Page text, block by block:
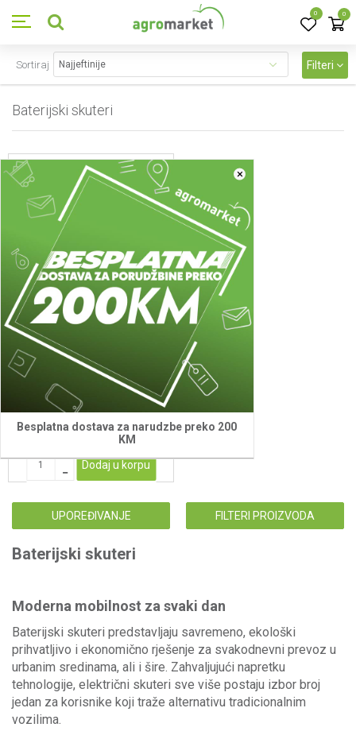
0 0
×
Besplatna dostava za narudzbe preko 200
KM
Baterijski skuteri
Sortiraj Filteri
Baterijski skuteri
Baterijski skuter Villager
Swift 2K 72V 20Ah
2.169,00
Dodaj u korpu
UPOREĐIVANJE FILTERI PROIZVODA
Baterijski skuteri
Moderna mobilnost za svaki dan
Baterijski skuteri predstavljaju savremeno, ekološki
prihvatljivo i ekonomično rješenje za svakodnevni prevoz u
urbanim sredinama, ali i šire. Zahvaljujući napretku
tehnologije, električni skuteri sve više postaju izbor broj
jedan za korisnike koji traže alternativu tradicionalnim
vozilima.